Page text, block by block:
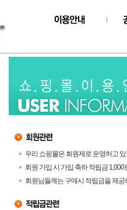
우리 쇼핑몰은 회원제로 운영하고
회원 가입 시 가입 축하 적립금 1,000
회원님들께는 구매시 적립금을 제